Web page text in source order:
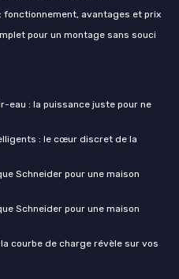
fonctionnement, avantages et prix
pour un montage sans souci
eau : la puissance juste pour ne
: le cœur discret de la
Schneider pour une maison
Schneider pour une maison
courbe de charge révèle sur vos